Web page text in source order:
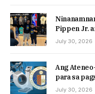
Pippen Jr.
July 30, 2026
Ang
para sa
July 30, 2026